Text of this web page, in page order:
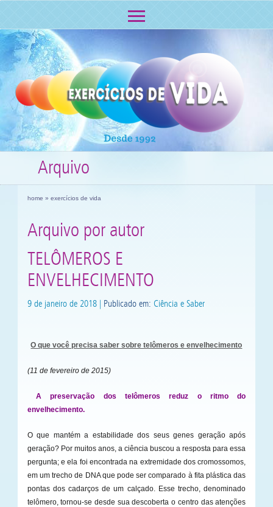
Arquivo
home » exercícios de vida
Arquivo por autor
TELÔMEROS E
ENVELHECIMENTO
9 de janeiro de 2018 | Publicado em: Ciência e Saber
O que você precisa saber sobre telômeros e envelhecimento
(11 de fevereiro de 2015)
A preservação dos telômeros reduz o ritmo do
envelhecimento.
O que mantém a estabilidade dos seus genes geração após
geração? Por muitos anos, a ciência buscou a resposta para essa
pergunta; e ela foi encontrada na extremidade dos cromossomos,
em um trecho de DNA que pode ser comparado à fita plástica das
pontas dos cadarços de um calçado. Esse trecho, denominado
telômero, tornou-se desde sua descoberta o centro das atenções